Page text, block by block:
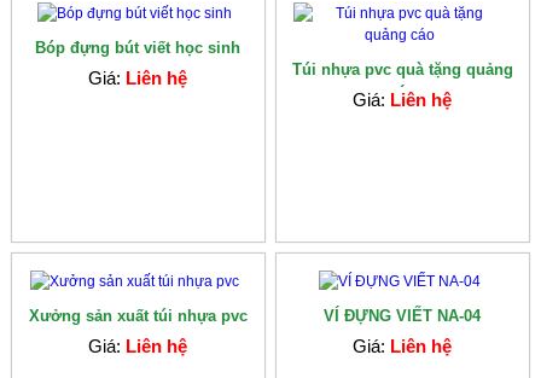
Bóp đựng bút viết học sinh
Giá: Liên hệ
Túi nhựa pvc quà tặng quảng
cáo
Giá: Liên hệ
Xưởng sản xuất túi nhựa pvc
Giá: Liên hệ
VÍ ĐỰNG VIẾT NA-04
Giá: Liên hệ